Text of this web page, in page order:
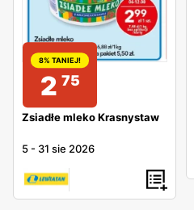
8% TANIEJ!
2 75
Zsiadłe mleko Krasnystaw
5 - 31 sie 2026